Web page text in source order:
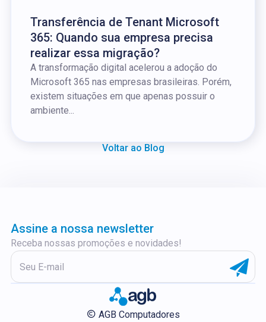
Transferência de Tenant Microsoft
365: Quando sua empresa precisa
realizar essa migração?
A transformação digital acelerou a adoção do
Microsoft 365 nas empresas brasileiras. Porém,
existem situações em que apenas possuir o
ambiente...
Voltar ao Blog
Assine a nossa newsletter
Receba nossas promoções e novidades!
AGB Computadores